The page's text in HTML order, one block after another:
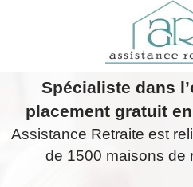
Spécialiste dans
placement gratuit
Assistance Retraite est
de 1500 maisons de